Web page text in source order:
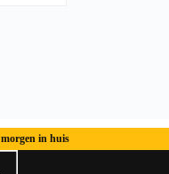
morgen in huis